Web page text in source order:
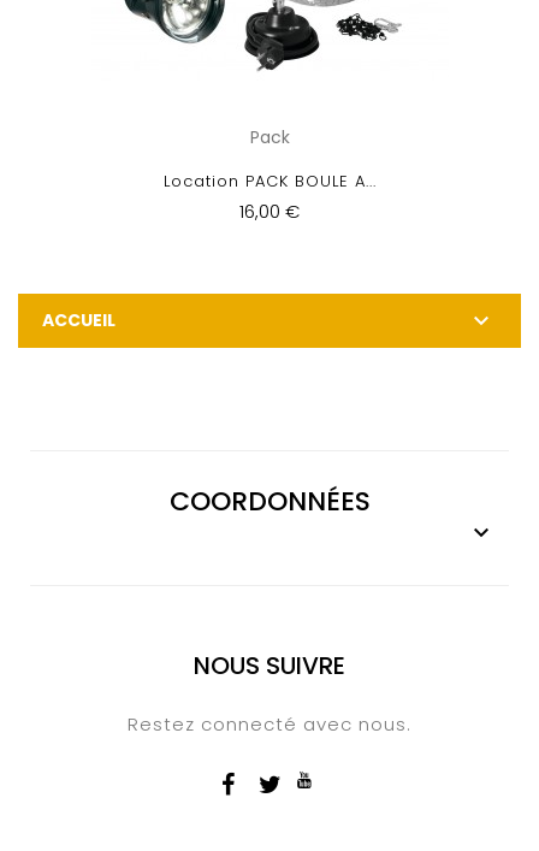
Pack
Location PACK BOULE A...
16,00 €
ACCUEIL 
COORDONNÉES

NOUS SUIVRE
Restez connecté avec nous.